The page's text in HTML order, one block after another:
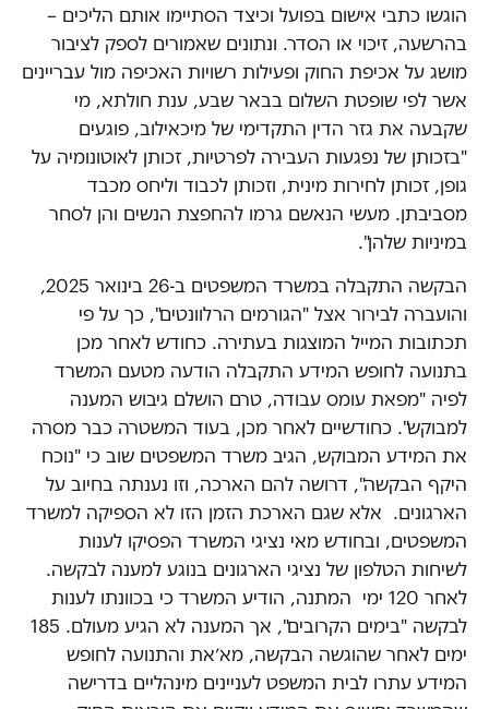
הוגשו כתבי אישום בפועל וכיצד הסתיימו אותם הליכים –
בהרשעה, זיכוי או הסדר. ונתונים שאמורים לספק לציבור
מושג על אכיפת החוק ופעילות רשויות האכיפה מול עבריינים
אשר לפי שופטת השלום בבאר שבע, ענת חולתא, מי
שקבעה את גזר הדין התקדימי של מיכאילוב, פוגעים
"בזכותן של נפגעות העבירה לפרטיות, זכותן לאוטונומיה על
גופן, זכותן לחירות מינית, וזכותן לכבוד וליחס מכבד
מסביבתן. מעשי הנאשם גרמו להחפצת הנשים והן לסחר
במיניות שלהן".
הבקשה התקבלה במשרד המשפטים ב-26 בינואר 2025,
והועברה לבירור אצל "הגורמים הרלוונטים", כך על פי
תכתובות המייל המוצגות בעתירה. כחודש לאחר מכן
בתנועה לחופש המידע התקבלה הודעה מטעם המשרד
לפיה "מפאת עומס עבודה, טרם הושלם גיבוש המענה
למבוקש". כחודשיים לאחר מכן, בעוד המשטרה כבר מסרה
את המידע המבוקש, הגיב משרד המשפטים שוב כי "נוכח
היקף הבקשה", דרושה להם הארכה, וזו נענתה בחיוב על
הארגונים. אלא שגם הארכת הזמן הזו לא הספיקה למשרד
המשפטים, ובחודש מאי נציגי המשרד הפסיקו לענות
לשיחות הטלפון של נציגי הארגונים בנוגע למענה לבקשה.
לאחר 120 ימי המתנה, הודיע המשרד כי בכוונתו לענות
לבקשה "בימים הקרובים", אך המענה לא הגיע מעולם. 185
ימים לאחר שהוגשה הבקשה, מא׳את והתנועה לחופש
המידע עתרו לבית המשפט לעניינים מינהליים בדרישה